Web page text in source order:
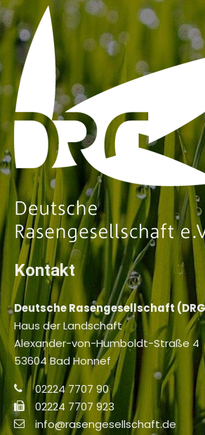
Kontakt
Deutsche Rasengesellschaft
Haus der Landschaft
Alexander-von-Humboldt-Straße 4
53604 Bad Honnef
02224 7707 90
02224 7707 923
info@rasengesellschaft.de